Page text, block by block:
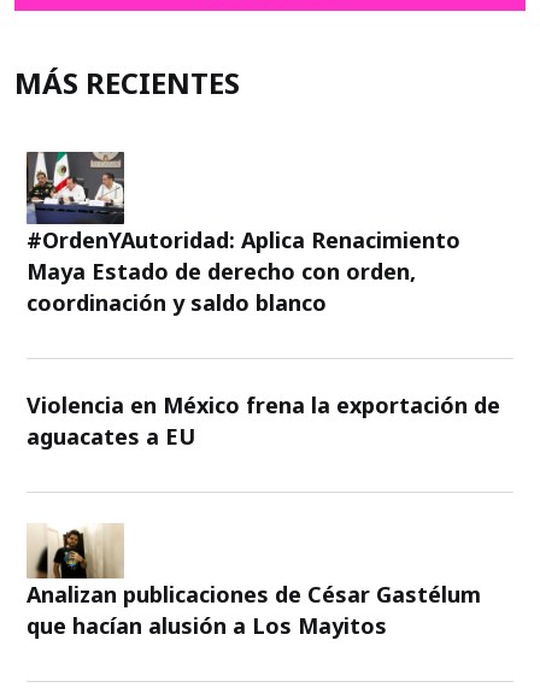
MÁS RECIENTES
#OrdenYAutoridad: Aplica Renacimiento
Maya Estado de derecho con orden,
coordinación y saldo blanco
Violencia en México frena la exportación de
aguacates a EU
Analizan publicaciones de César Gastélum
que hacían alusión a Los Mayitos